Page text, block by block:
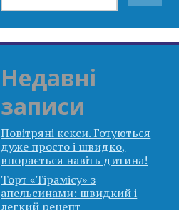
Недавні
записи
Повітряні кекси. Готуються
дуже просто і швидко,
впорається навіть дитина!
Торт «Тірамісу» з
апельсинами: швидкий і
легкий рецепт